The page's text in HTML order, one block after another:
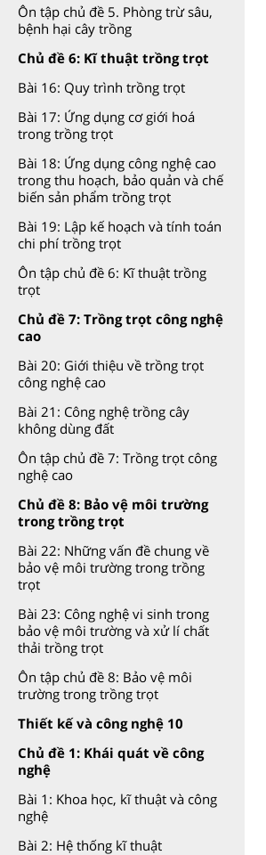
Ôn tập chủ đề 5. Phòng trừ sâu,
bệnh hại cây trồng
Chủ đề 6: Kĩ thuật trồng trọt
Bài 16: Quy trình trồng trọt
Bài 17: Ứng dụng cơ giới hoá
trong trồng trọt
Bài 18: Ứng dụng công nghệ cao
trong thu hoạch, bảo quản và chế
biến sản phẩm trồng trọt
Bài 19: Lập kế hoạch và tính toán
chi phí trồng trọt
Ôn tập chủ đề 6: Kĩ thuật trồng
trọt
Chủ đề 7: Trồng trọt công nghệ
cao
Bài 20: Giới thiệu về trồng trọt
công nghệ cao
Bài 21: Công nghệ trồng cây
không dùng đất
Ôn tập chủ đề 7: Trồng trọt công
nghệ cao
Chủ đề 8: Bảo vệ môi trường
trong trồng trọt
Bài 22: Những vấn đề chung về
bảo vệ môi trường trong trồng
trọt
Bài 23: Công nghệ vi sinh trong
bảo vệ môi trường và xử lí chất
thải trồng trọt
Ôn tập chủ đề 8: Bảo vệ môi
trường trong trồng trọt
Thiết kế và công nghệ 10
Chủ đề 1: Khái quát về công
nghệ
Bài 1: Khoa học, kĩ thuật và công
nghệ
Bài 2: Hệ thống kĩ thuật